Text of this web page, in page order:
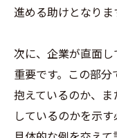
進める助けとなりま
次に、企業が直面
重要です。この部
抱えているのか、
しているのかを示